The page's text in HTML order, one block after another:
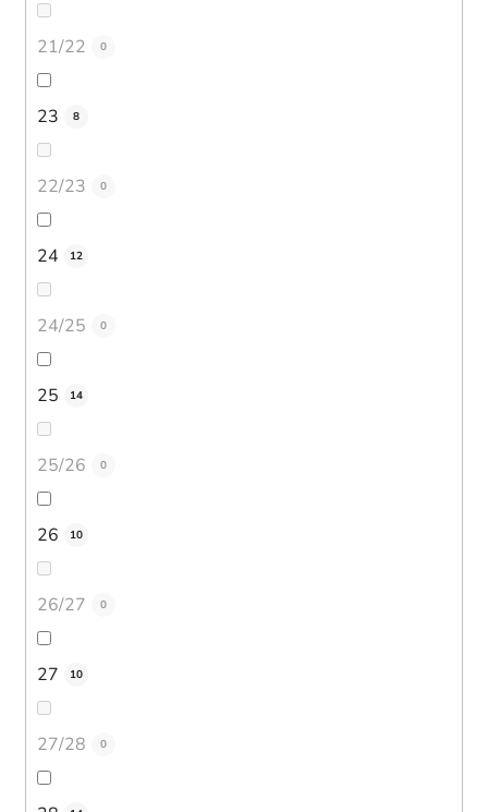
21/22 0
23 8
22/23 0
24 12
24/25 0
25 14
25/26 0
26 10
26/27 0
27 10
27/28 0